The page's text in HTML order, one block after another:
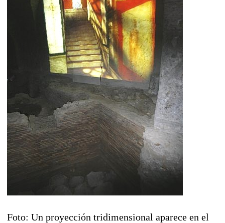
Foto: Un proyección tridimensional aparece en el